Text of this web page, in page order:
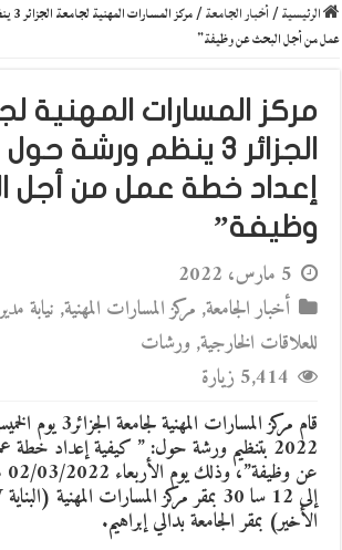
الرئيسية/أخبار الجامعة/
عمل من أجل البحث عن وظيفة”
مركز المسارات المهنية
الجزائر 3 ينظم ورشة
إعداد خطة عمل من أجل
وظيفة”
5 مارس، 2022
أخبار الجامعة, مركز المسارات المهنية, نيابة
للعلاقات الخارجية, ورشات
5,414 زيارة
2022 بتنظيم ورشة حول: ” كيفية إعداد
الأخير) بمقر الجامعة بدالي إبراهيم.